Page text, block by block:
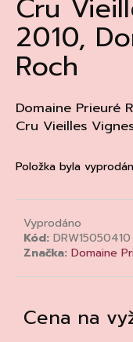
Cru
2010,
Roch
Domaine Prieuré
Cru Vieilles
Položka byla
Vyprodáno
Kód: DRW15050410
Značka: Domaine
Cena na
a
j
í
t
?
D